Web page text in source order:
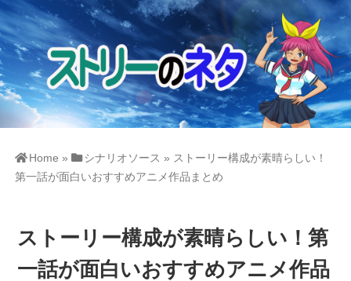
Home » シナリオソース » ストーリー構成が素晴らしい！
第一話が面白いおすすめアニメ作品まとめ
ストーリー構成が素晴らしい！第
一話が面白いおすすめアニメ作品